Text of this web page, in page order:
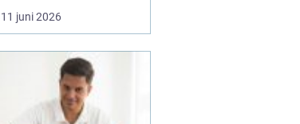
hvor pressede de faktisk
er. Hverdagen kører
familie og praktiske
opgaver, og langsomt
forsvinder kontakten til
11 juni 2026